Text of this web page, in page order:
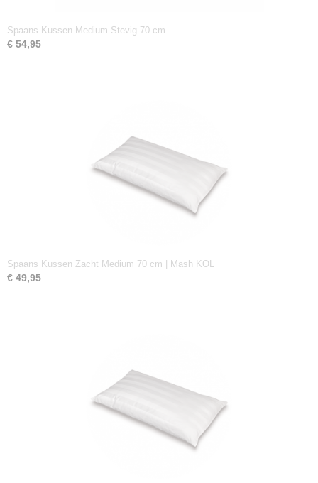
Spaans Kussen Medium Stevig 70 cm
€ 54,95
Spaans Kussen Zacht Medium 70 cm | Mash KOL
€ 49,95